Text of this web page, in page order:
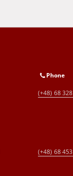
Phone
(+48) 68
(+48) 68